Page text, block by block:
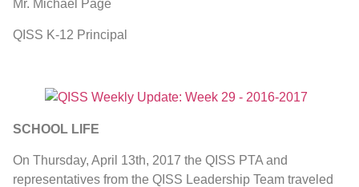
Mr. Michael Page
QISS K-12 Principal
SCHOOL LIFE
On Thursday, April 13th, 2017 the QISS PTA and
representatives from the QISS Leadership Team traveled